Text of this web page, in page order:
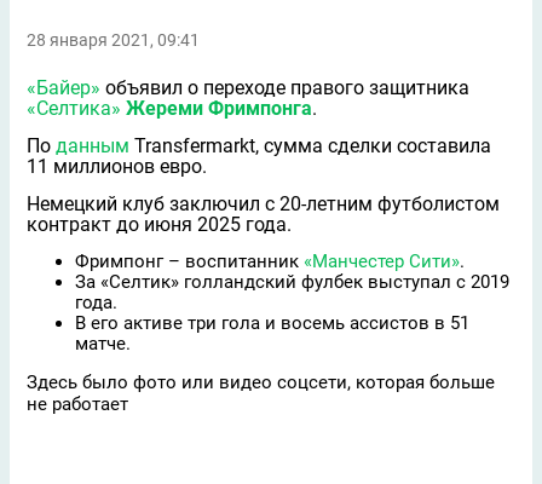
28 января 2021, 09:41
«Байер» объявил о переходе правого защитника
«Селтика» Жереми Фримпонга.
По данным Transfermarkt, сумма сделки составила
11 миллионов евро.
Немецкий клуб заключил с 20-летним футболистом
контракт до июня 2025 года.
Фримпонг – воспитанник «Манчестер Сити».
За «Селтик» голландский фулбек выступал с 2019
года.
В его активе три гола и восемь ассистов в 51
матче.
Здесь было фото или видео соцсети, которая больше
не работает